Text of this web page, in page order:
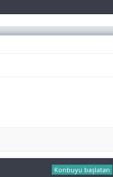
Konbuyu başlatan